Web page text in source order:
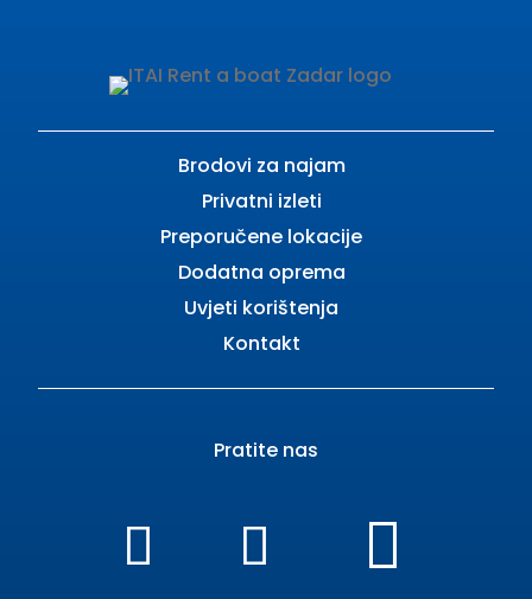
Brodovi za najam
Privatni izleti
Preporučene lokacije
Dodatna oprema
Uvjeti korištenja
Kontakt
Pratite nas